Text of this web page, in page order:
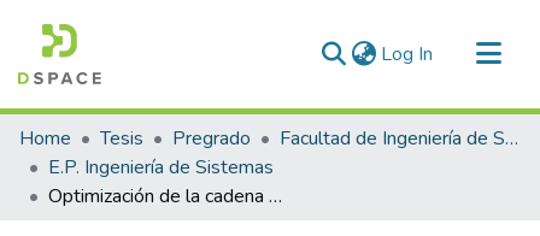
Log In (current)
Communities & Collections
All of DSpace
Statistics
Home Tesis Pregrado
Facultad de Ingeniería de Sistemas
E.P. Ingeniería de Sistemas
Optimización de la cadena de suministro mediante tecnologías de la información para minimizar el tiempo de espera del trabajador en la Empresa Fortinmet Juliaca 2023